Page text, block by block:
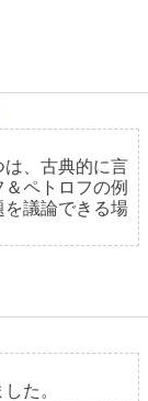
は、古典的に言
ペトロフの例
を議論できる場
た。